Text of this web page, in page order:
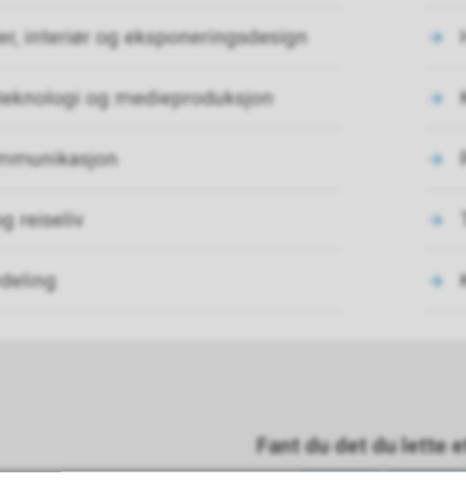
interiør og eksponeringsdesign
og medieproduksjon
reiseliv
Fant du det du lette